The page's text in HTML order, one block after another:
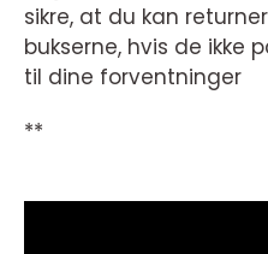
sikre, at du kan
bukserne, hvis de ikke
til dine forventninger
**